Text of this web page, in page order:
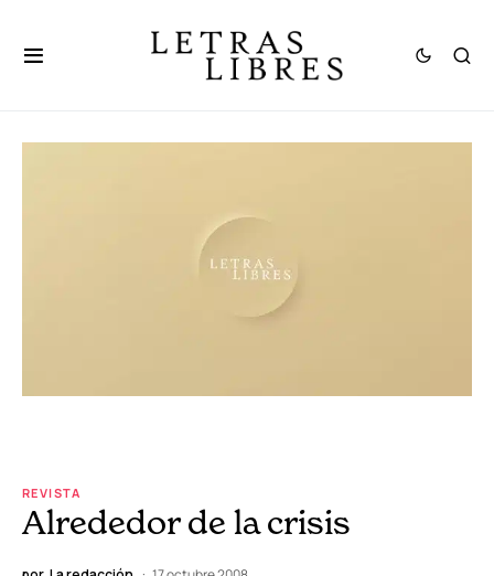
REVISTA
Alrededor de la crisis